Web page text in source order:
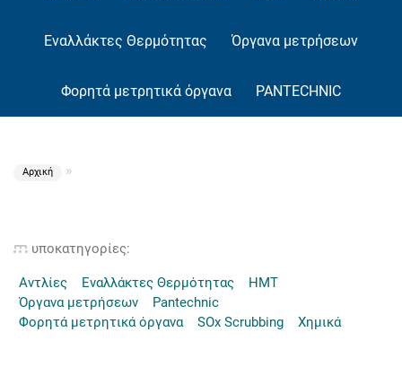
Εναλλάκτες Θερμότητας Όργανα μετρήσεων
Φορητά μετρητικά όργανα PANTECHNIC
Αρχική »
υποκατηγορίες:
Αντλίες Εναλλάκτες Θερμότητας
HMT
Όργανα μετρήσεων
Pantechnic
Φορητά μετρητικά όργανα
SOx Scrubbing Χημικά